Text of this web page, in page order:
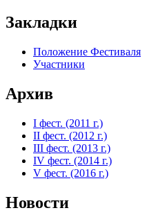
Закладки
Положение Фестиваля
Участники
Архив
I фест. (2011 г.)
II фест. (2012 г.)
III фест. (2013 г.)
IV фест. (2014 г.)
V фест. (2016 г.)
Новости